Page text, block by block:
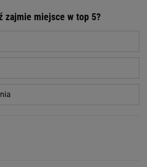
zajmie miejsce w top 5?